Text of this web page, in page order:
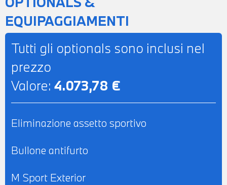
PERMUTA - POSSIBILITA' DI
FINANZIAMENTO ANCHE PER L'INTERO
EQUIPAGGIAMENTI
Tutti gli optionals sono inclusi nel
prezzo
Valore: 4.073,78 €
Eliminazione assetto sportivo
Bullone antifurto
M Sport Exterior